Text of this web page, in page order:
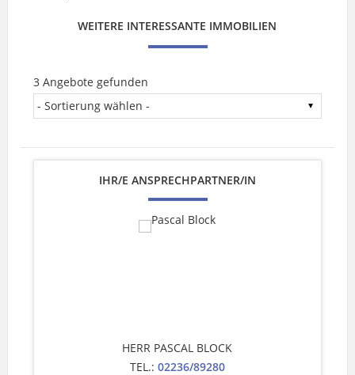
WEITERE INTERESSANTE IMMOBILIEN
3 Angebote gefunden
IHR/E ANSPRECHPARTNER/IN
HERR PASCAL BLOCK
TEL.: 02236/89280